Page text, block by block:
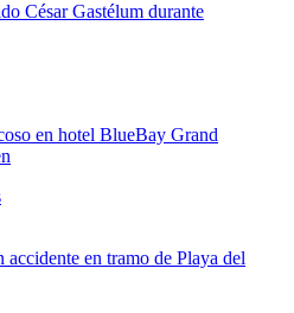
César Gastélum durante
en hotel BlueBay Grand
en tramo de Playa del